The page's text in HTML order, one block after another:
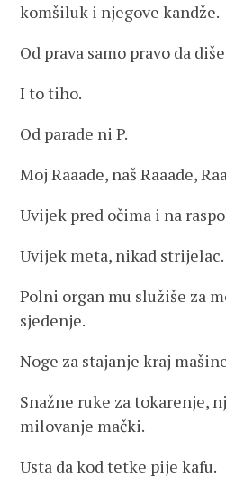
komšiluk i njegove kandže.
Od prava samo pravo da
I to tiho.
Od parade ni P.
Moj Raaade, naš Raaade,
Uvijek pred očima i na
Uvijek meta, nikad strijelac.
Polni organ mu služiše za
sjedenje.
Noge za stajanje kraj
Snažne ruke za tokarenje,
milovanje mački.
Usta da kod tetke pije kafu.